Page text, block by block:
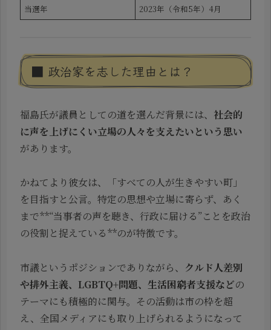
当選年 2023年（令和5年）4月
■ 政治家を志した理由とは？
福島氏が議員としての道を選んだ背景には、 社会的
に声を上げにくい立場の人々を支えたいという思い
があります。
かねてより彼女は、「すべての人が生きやすい町」
を目指すと公言。特定の思想や立場に寄らず、あく
まで**“当事者の声を聴き、行政に届ける”ことを政治
の役割と捉えている**のが特徴です。
市議というポジションでありながら、 クルド人差別
や排外主義、LGBTQ+問題、生活困窮者支援などの
テーマにも積極的に関与。その活動は市の枠を超
え、全国メディアにも取り上げられるようになって